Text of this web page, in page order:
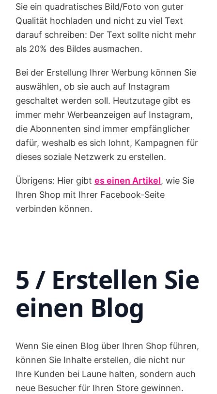
Sie ein quadratisches Bild/Foto von guter
Qualität hochladen und nicht zu viel Text
darauf schreiben: Der Text sollte nicht mehr
als 20% des Bildes ausmachen.
Bei der Erstellung Ihrer Werbung können Sie
auswählen, ob sie auch auf Instagram
geschaltet werden soll. Heutzutage gibt es
immer mehr Werbeanzeigen auf Instagram,
die Abonnenten sind immer empfänglicher
dafür, weshalb es sich lohnt, Kampagnen für
dieses soziale Netzwerk zu erstellen.
Übrigens: Hier gibt es einen Artikel, wie Sie
Ihren Shop mit Ihrer Facebook-Seite
verbinden können.
5 / Erstellen Sie
einen Blog
Wenn Sie einen Blog über Ihren Shop führen,
können Sie Inhalte erstellen, die nicht nur
Ihre Kunden bei Laune halten, sondern auch
neue Besucher für Ihren Store gewinnen.